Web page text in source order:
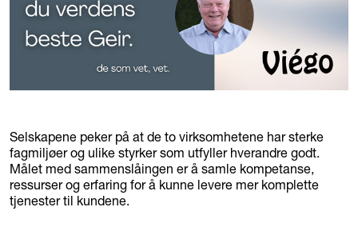
Selskapene peker på at de to virksomhetene har sterke
fagmiljøer og ulike styrker som utfyller hverandre godt.
Målet med sammenslåingen er å samle kompetanse,
ressurser og erfaring for å kunne levere mer komplette
tjenester til kundene.